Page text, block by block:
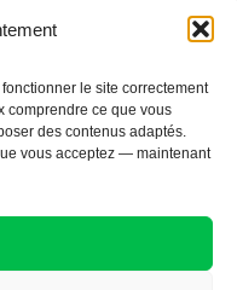
le site correctement
comprendre ce que vous
des contenus adaptés.
vous acceptez — maintenant
des données
générales